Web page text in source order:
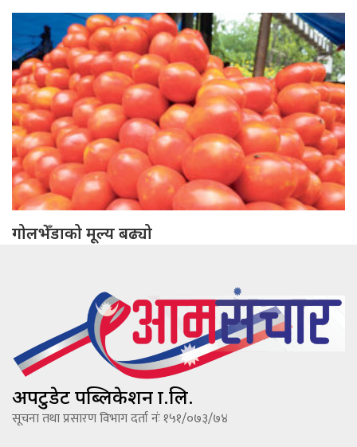
गोलभेँडाको मूल्य बढ्यो
अपटुडेट पब्लिकेशन प्रा.लि.
सूचना तथा प्रसारण विभाग दर्ता नंः १५१/०७३/७४